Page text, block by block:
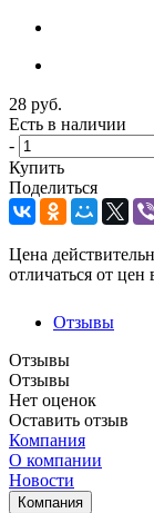
28 руб.
Есть в наличии
-
Купить
Поделиться
Цена
отличаться от
Отзывы
Отзывы
Отзывы
Нет оценок
Оставить отзыв
Компания
О компании
Новости
Компания